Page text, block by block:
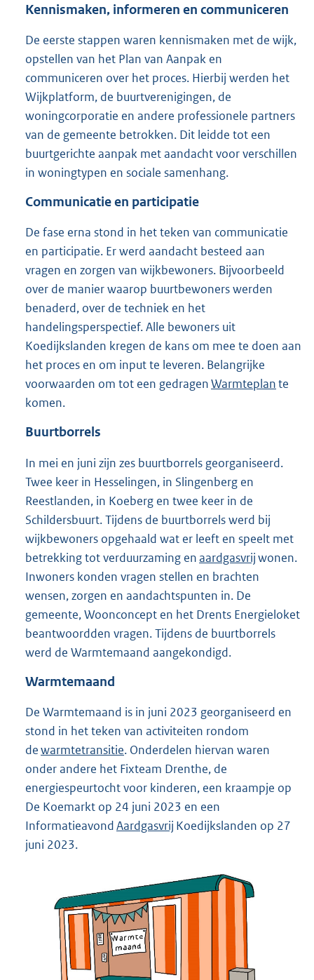
Kennismaken, informeren en communiceren
De eerste stappen waren kennismaken met de wijk,
opstellen van het Plan van Aanpak en
communiceren over het proces. Hierbij werden het
Wijkplatform, de buurtverenigingen, de
woningcorporatie en andere professionele partners
van de gemeente betrokken. Dit leidde tot een
buurtgerichte aanpak met aandacht voor verschillen
in woningtypen en sociale samenhang.
Communicatie en participatie
De fase erna stond in het teken van communicatie
en participatie. Er werd aandacht besteed aan
vragen en zorgen van wijkbewoners. Bijvoorbeeld
over de manier waarop buurtbewoners werden
benaderd, over de techniek en het
handelingsperspectief. Alle bewoners uit
Koedijkslanden kregen de kans om mee te doen aan
het proces en om input te leveren. Belangrijke
voorwaarden om tot een gedragenWarmteplante
komen.
Buurtborrels
In mei en juni zijn zes buurtborrels georganiseerd.
Twee keer in Hesselingen, in Slingenberg en
Reestlanden, in Koeberg en twee keer in de
Schildersbuurt. Tijdens de buurtborrels werd bij
wijkbewoners opgehaald wat er leeft en speelt met
betrekking tot verduurzaming enaardgasvrijwonen.
Inwoners konden vragen stellen en brachten
wensen, zorgen en aandachtspunten in. De
gemeente, Woonconcept en het Drents Energieloket
beantwoordden vragen. Tijdens de buurtborrels
werd de Warmtemaand aangekondigd.
Warmtemaand
De Warmtemaand is in juni 2023 georganiseerd en
stond in het teken van activiteiten rondom
dewarmtetransitie. Onderdelen hiervan waren
onder andere het Fixteam Drenthe, de
energiespeurtocht voor kinderen, een kraampje op
De Koemarkt op 24 juni 2023 en een
InformatieavondAardgasvrij Koedijkslanden op 27
juni 2023.